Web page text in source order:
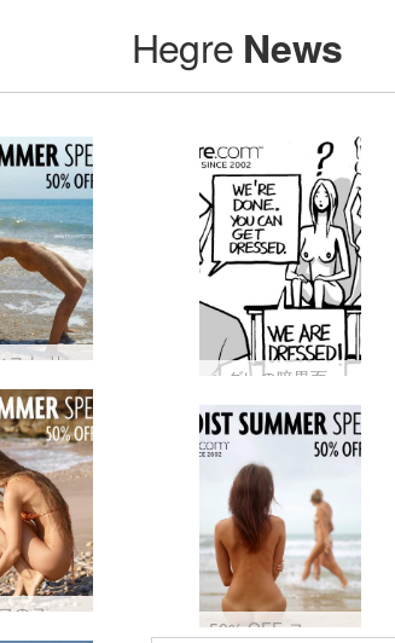
Hegre News
ヌーディスト サマー セールが 50% オフ: あなたのプラーナを上昇させましょう
ヘグレの暗黒面 #46: ペッターはついに正気を失ったのか…?
50% オフのヌーディスト サマー セール: 五感を満たす
50% OFF ヌーディスト サマー セール: 全身瞑想